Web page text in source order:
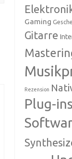
Gaming
Gitarre
Rezension
Plug-ins